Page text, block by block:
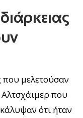
που μελετούσαν
που
ότι ήταν